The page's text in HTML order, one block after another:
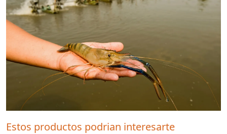
Estos productos podrian interesarte